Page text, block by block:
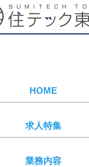
HOME
求人特集
業務内容